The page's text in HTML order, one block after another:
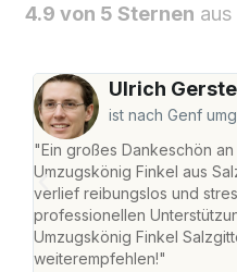
4.9 von 5 Sternen
Ulrich Gerste
ist nach Genf
"Ein großes Dankeschön
Umzugskönig Finkel aus
verlief reibungslos und
professionellen
Umzugskönig Finkel
weiterempfehlen!"